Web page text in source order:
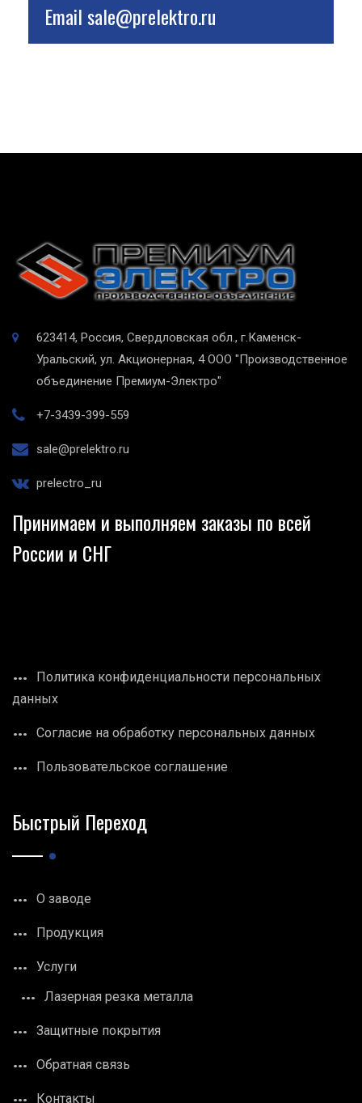
Emailsale@prelektro.ru
623414, Россия, Свердловская обл., г.Каменск-
Уральский, ул. Акционерная, 4 ООО "Производственное
объединение Премиум-Электро"
+7-3439-399-559
sale@prelektro.ru
prelectro_ru
Принимаем и выполняем заказы по всей
России и СНГ
Политика конфиденциальности персональных
данных
Согласие на обработку персональных данных
Пользовательское соглашение
Быстрый Переход
О заводе
Продукция
Услуги
Лазерная резка металла
Защитные покрытия
Обратная связь
Контакты